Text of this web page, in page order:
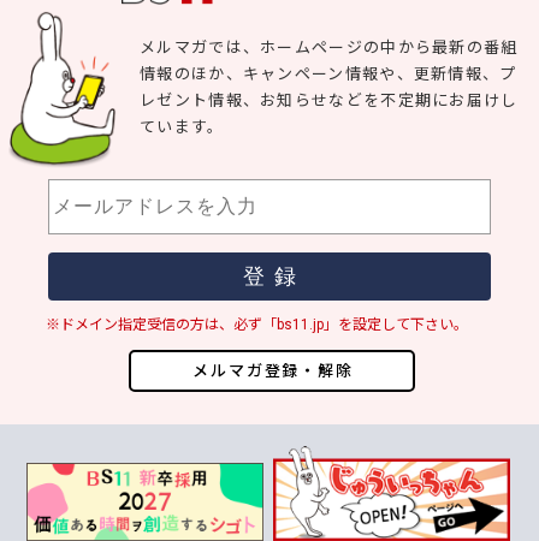
メルマガ登録・解除
メルマガでは、ホームページの中から最新の番組
情報のほか、キャンペーン情報や、更新情報、プ
レゼント情報、お知らせなどを不定期にお届けし
ています。
※ドメイン指定受信の方は、必ず「bs11.jp」を設定して下さい。